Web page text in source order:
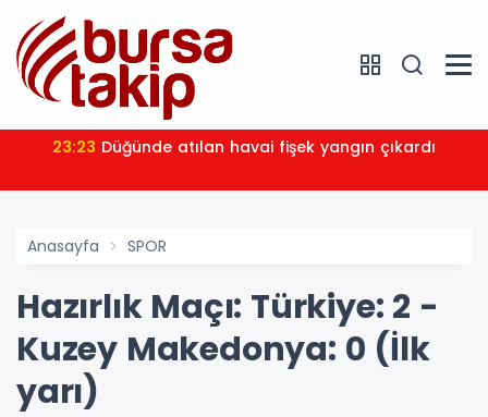
23:23 Düğünde atılan havai fişek yangın çıkardı
Anasayfa SPOR
Hazırlık Maçı: Türkiye: 2 -
Kuzey Makedonya: 0 (İlk
yarı)